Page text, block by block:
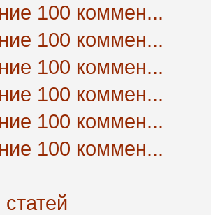
100 коммен...
100 коммен...
100 коммен...
100 коммен...
100 коммен...
100 коммен...
статей